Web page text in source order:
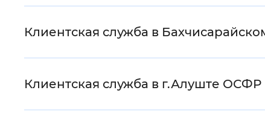
Клиентская служба в
Клиентская служба в г.Алуште